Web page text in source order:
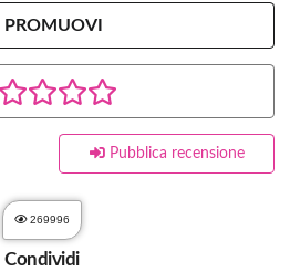
PROMUOVI
Pubblica recensione
269996
Condividi